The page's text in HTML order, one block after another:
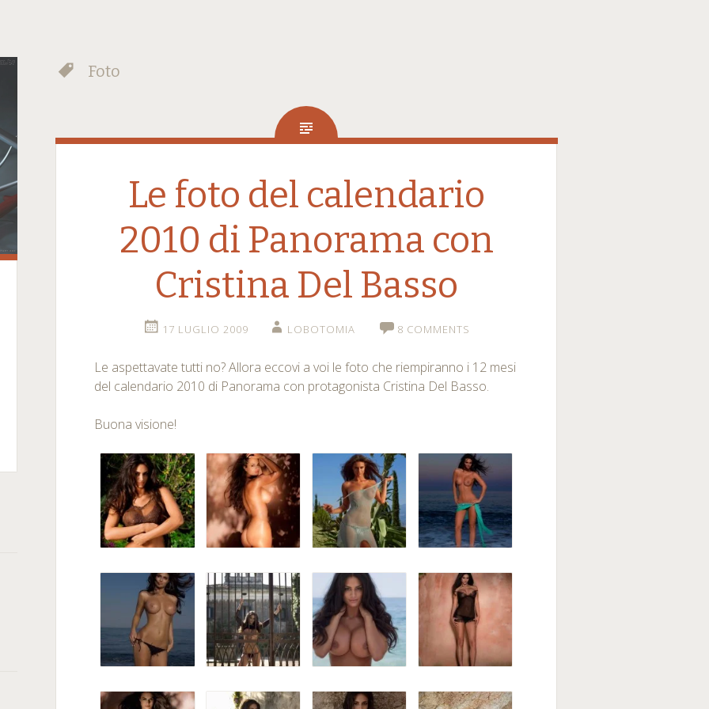
Foto
Le foto del calendario
2010 di Panorama con
Cristina Del Basso
17 LUGLIO 2009 LOBOTOMIA 8 COMMENTS
Le aspettavate tutti no? Allora eccovi a voi le foto che riempiranno i 12 mesi
del calendario 2010 di Panorama con protagonista Cristina Del Basso.
Buona visione!